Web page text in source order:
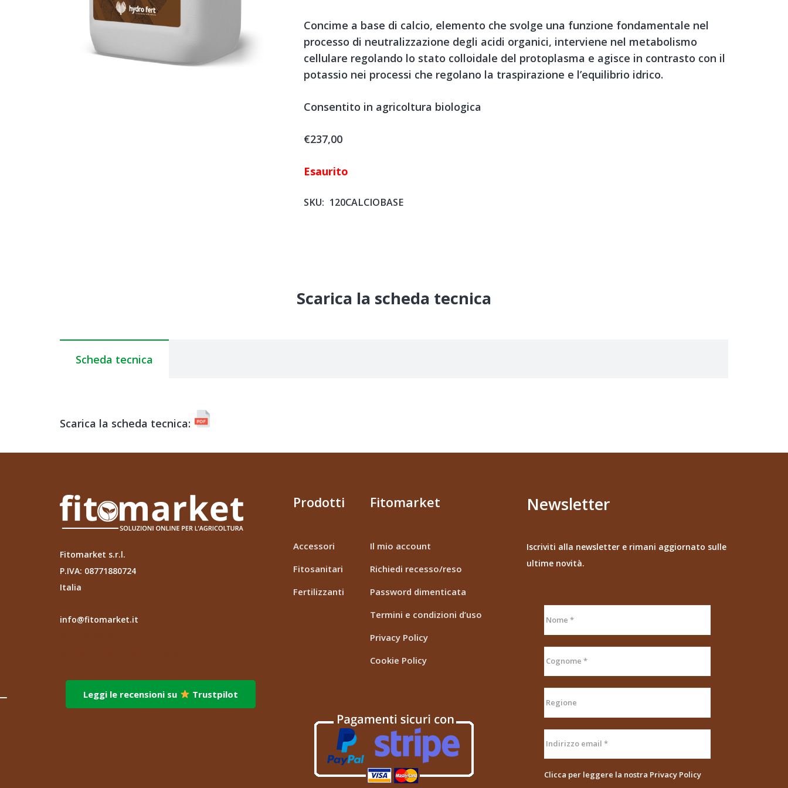
Concime a base di calcio, elemento che svolge una funzione fondamentale nel
processo di neutralizzazione degli acidi organici, interviene nel metabolismo
cellulare regolando lo stato colloidale del protoplasma e agisce in contrasto con il
potassio nei processi che regolano la traspirazione e l’equilibrio idrico.
Consentito in agricoltura biologica
€237,00
Esaurito
SKU: 120CALCIOBASE
Scarica la scheda tecnica
Scheda tecnica
Scarica la scheda tecnica:
Fitomarket s.r.l.
P.IVA: 08771880724
Italia
info@fitomarket.it
Leggi le recensioni su Trustpilot
Prodotti
Accessori
Fitosanitari
Fertilizzanti
Fitomarket
Il mio account
Richiedi recesso/reso
Password dimenticata
Termini e condizioni d’uso
Privacy Policy
Cookie Policy
Newsletter
Iscriviti alla newsletter e rimani aggiornato sulle
ultime novità.
Clicca per leggere la nostra Privacy Policy